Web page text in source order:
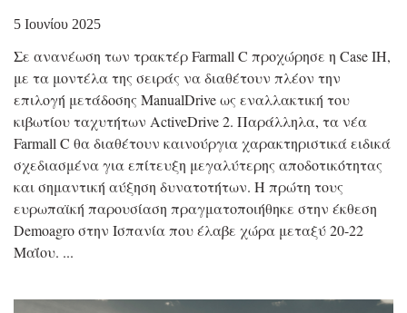
5 Ιουνίου 2025
Σε ανανέωση των τρακτέρ Farmall C προχώρησε η Case IH,
με τα μοντέλα της σειράς να διαθέτουν πλέον την
επιλογή μετάδοσης ManualDrive ως εναλλακτική του
κιβωτίου ταχυτήτων ActiveDrive 2. Παράλληλα, τα νέα
Farmall C θα διαθέτουν καινούργια χαρακτηριστικά ειδικά
σχεδιασμένα για επίτευξη μεγαλύτερης αποδοτικότητας
και σημαντική αύξηση δυνατοτήτων. Η πρώτη τους
ευρωπαϊκή παρουσίαση πραγματοποιήθηκε στην έκθεση
Demoagro στην Ισπανία που έλαβε χώρα μεταξύ 20-22
Μαΐου.